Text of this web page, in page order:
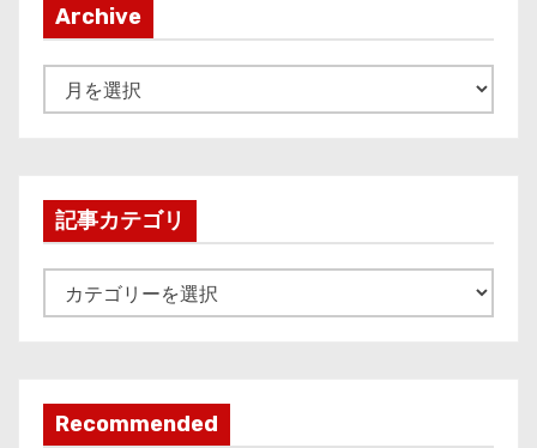
Archive
r
v
e
記事カテゴリ
事
ゴRecommended